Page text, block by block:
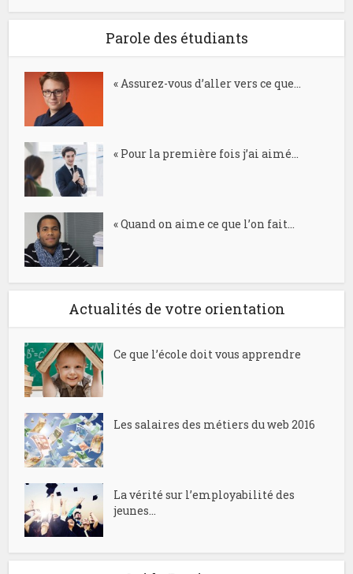
Parole des étudiants
« Assurez-vous d’aller vers ce que...
« Pour la première fois j’ai aimé...
« Quand on aime ce que l’on fait...
Actualités de votre orientation
Ce que l’école doit vous apprendre
Les salaires des métiers du web 2016
La vérité sur l’employabilité des
jeunes...